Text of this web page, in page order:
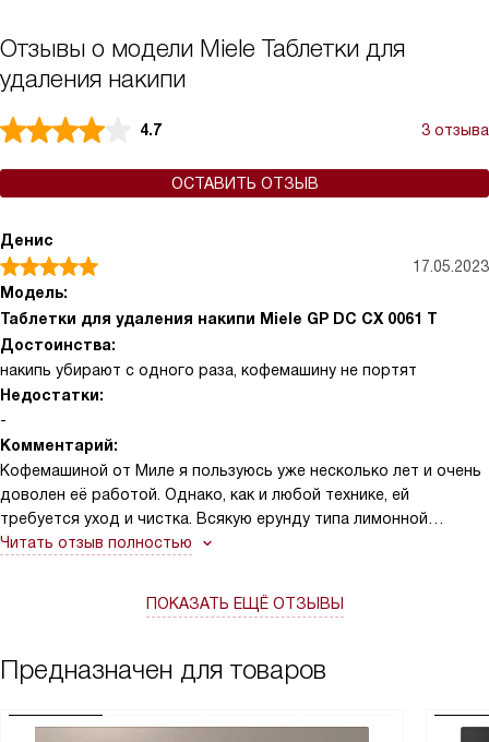
Отзывы о модели Miele Таблетки для
удаления накипи
4.7 3 отзыва
ОСТАВИТЬ ОТЗЫВ
Денис
17.05.2023
Модель:
Таблетки для удаления накипи Miele GP DC CX 0061 T
Достоинства:
накипь убирают с одного раза, кофемашину не портят
Недостатки:
-
Комментарий:
Кофемашиной от Миле я пользуюсь уже несколько лет и очень
доволен её работой. Однако, как и любой технике, ей
требуется уход и чистка. Всякую ерунду типа лимонной
кислоты, которую советуют в интернете, я лично пихать в
потому что даже с фильтрованной водой отложения
говорят, что и вкус напитков это портит. За вкус ничего не
могу сказать, это не замечаю, а вот технику стараюсь беречь.
накипи, разработанных компанией Miele. Мне стало интересно
Читать отзыв полностью
ПОКАЗАТЬ ЕЩЁ ОТЗЫВЫ
Предназначен для товаров